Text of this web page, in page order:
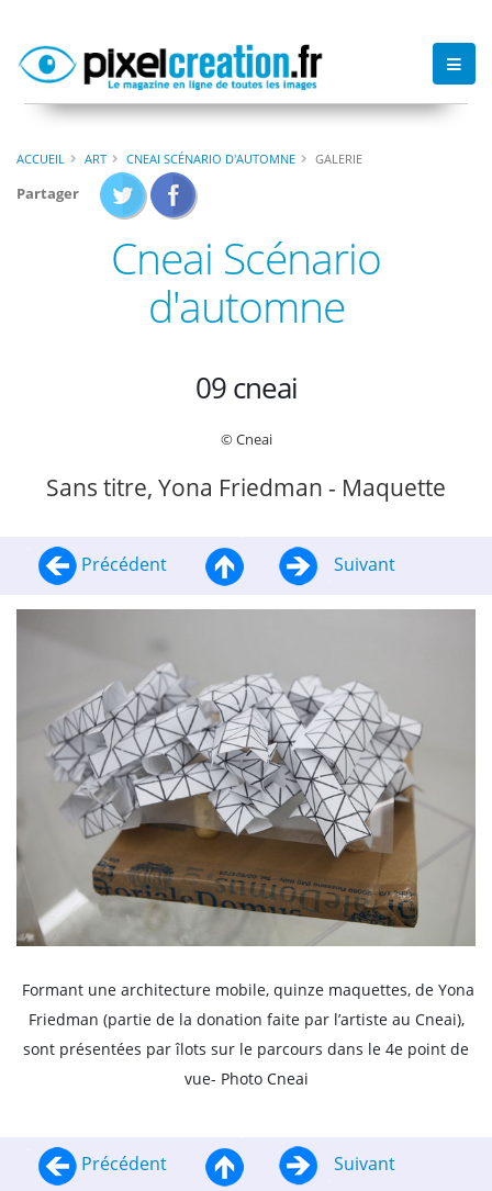
ACCUEIL ART CNEAI SCÉNARIO D'AUTOMNE GALERIE
Partager
Cneai Scénario
d'automne
09 cneai
© Cneai
Sans titre, Yona Friedman - Maquette
Précédent Suivant
Formant une architecture mobile, quinze maquettes, de Yona
Friedman (partie de la donation faite par l’artiste au Cneai),
sont présentées par îlots sur le parcours dans le 4e point de
vue- Photo Cneai
Précédent Suivant